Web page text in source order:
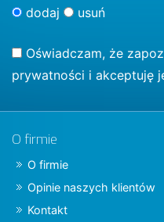
dodaj usuń
Oświadczam, że
prywatności i akceptuję
O firmie
O firmie
Opinie naszych klientów
Kontakt